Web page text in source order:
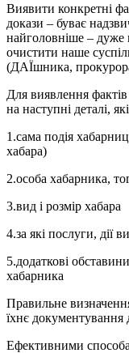
Виявити конкретні
докази – буває
найголовніше – дуже
очистити наше
(ДАЇшника,
Для виявлення
на наступні деталі,
1.сама подія
хабара)
2.особа хабарника,
3.вид і розмір хабара
4.за які послуги, дії
5.додаткові
хабарника
Правильне
їхнє документування
Ефективними